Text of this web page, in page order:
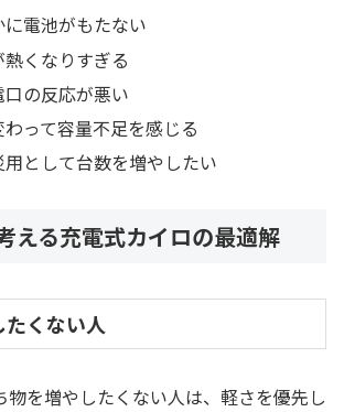
電池がもたない
くなりすぎる
の反応が悪い
って容量不足を感じる
として台数を増やしたい
える充電式カイロの最適解
くない人
物を増やしたくない人は、軽さを優先し